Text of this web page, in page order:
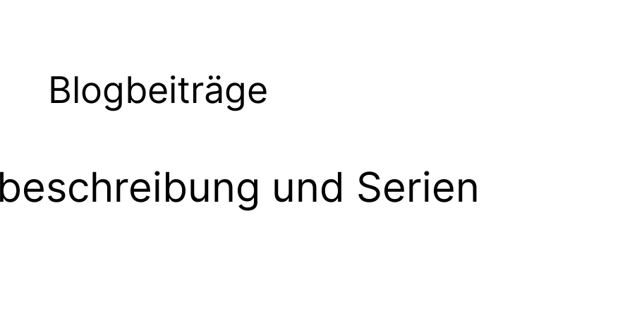
Blogbeiträge
und Serien